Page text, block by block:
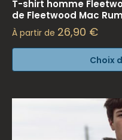
T-shirt homme
de Fleetwood Mac
À partir de 26,90 €
Choix